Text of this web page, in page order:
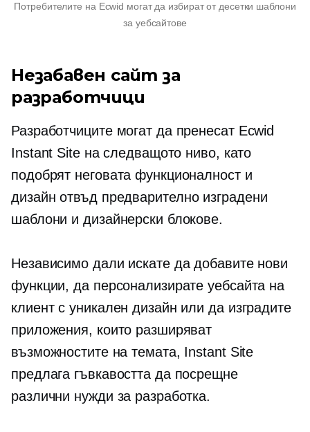
Потребителите на Ecwid могат да избират от десетки шаблони
за уебсайтове
Незабавен сайт за
разработчици
Разработчиците могат да пренесат Ecwid
Instant Site на следващото ниво, като
подобрят неговата функционалност и
дизайн отвъд предварително изградени
шаблони и дизайнерски блокове.
Независимо дали искате да добавите нови
функции, да персонализирате уебсайта на
клиент с уникален дизайн или да изградите
приложения, които разширяват
възможностите на темата, Instant Site
предлага гъвкавостта да посрещне
различни нужди за разработка.